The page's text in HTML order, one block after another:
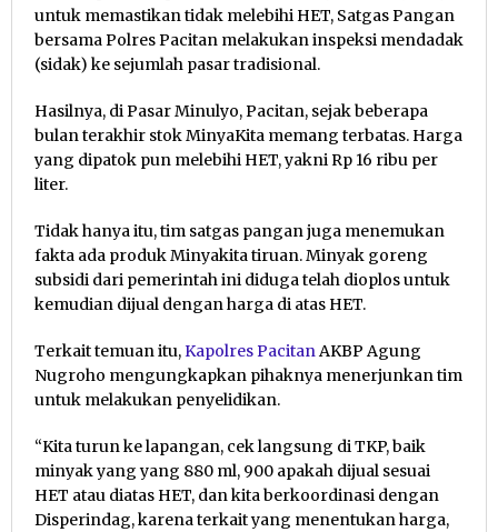
untuk memastikan tidak melebihi HET, Satgas Pangan
bersama Polres Pacitan melakukan inspeksi mendadak
(sidak) ke sejumlah pasar tradisional.
Hasilnya, di Pasar Minulyo, Pacitan, sejak beberapa
bulan terakhir stok MinyaKita memang terbatas. Harga
yang dipatok pun melebihi HET, yakni Rp 16 ribu per
liter.
Tidak hanya itu, tim satgas pangan juga menemukan
fakta ada produk Minyakita tiruan. Minyak goreng
subsidi dari pemerintah ini diduga telah dioplos untuk
kemudian dijual dengan harga di atas HET.
Terkait temuan itu,Kapolres PacitanAKBP Agung
Nugroho mengungkapkan pihaknya menerjunkan tim
untuk melakukan penyelidikan.
“Kita turun ke lapangan, cek langsung di TKP, baik
minyak yang yang 880 ml, 900 apakah dijual sesuai
HET atau diatas HET, dan kita berkoordinasi dengan
Disperindag, karena terkait yang menentukan harga,